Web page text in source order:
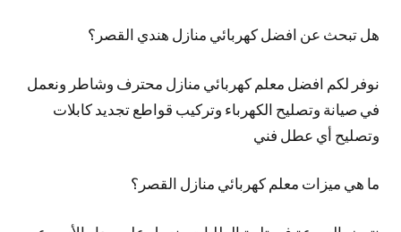
هل تبحث عن افضل كهربائي منازل هندي القصر؟
نوفر لكم افضل معلم كهربائي منازل محترف وشاطر ونعمل
في صيانة وتصليح الكهرباء وتركيب قواطع تجديد كابلات
وتصليح أي عطل فني
ما هي ميزات معلم كهربائي منازل القصر؟